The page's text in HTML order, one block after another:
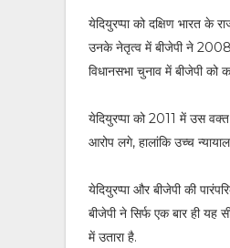
येदियुरप्पा को दक्षिण भारत के
उनके नेतृत्व में बीजेपी ने 2008
विधानसभा चुनाव में बीजेपी को
येदियुरप्पा को 2011 में उस
आरोप लगे, हालांकि उच्च
येदियुरप्पा और बीजेपी की
बीजेपी ने सिर्फ एक बार ही यह
में उतारा है.